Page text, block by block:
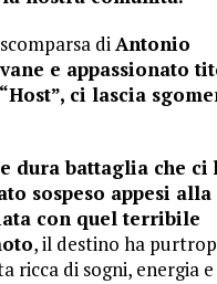
diAntonio
e appassionato
ci lascia
dura battaglia che ci
sospeso appesi alla
con quel terribile
, il destino ha
ricca di sogni, energia